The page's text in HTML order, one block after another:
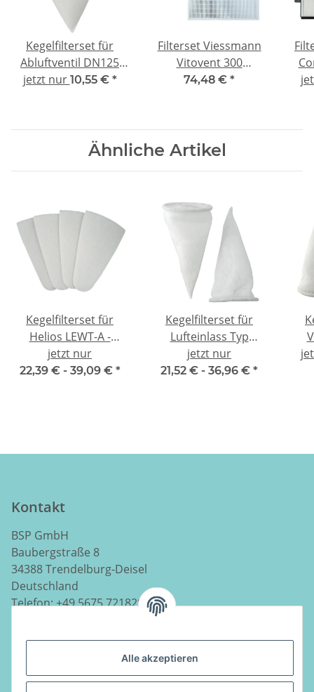
Alle akzeptieren
Kegelfilterset für
Abluftventil DN125
d=10mm - kompatibel
jetzt nur 10,55 € *
Filterset Viessmann
Vitovent 300
(300/400m³/h) - F7/G4
74,48 € *
Ähnliche Artikel
Kegelfilterset für
Helios LEWT-A -
kompatibel
jetzt nur
22,39 € - 39,09 € *
Kegelfilterset für
Lufteinlass Typ
L9F/L10F - kompatibel
2x G4
jetzt nur
21,52 € - 36,96 € *
Kontakt
BSP GmbH
Baubergstraße 8
34388 Trendelburg-Deisel
Deutschland
Telefon:+49 5675 7218290
Informationen